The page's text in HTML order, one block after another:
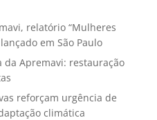
relatório “Mulheres
em São Paulo
da Apremavi: restauração
reforçam urgência de
climática